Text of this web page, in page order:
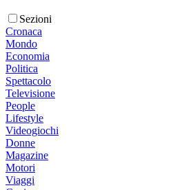
Sezioni
Cronaca
Mondo
Economia
Politica
Spettacolo
Televisione
People
Lifestyle
Videogiochi
Donne
Magazine
Motori
Viaggi